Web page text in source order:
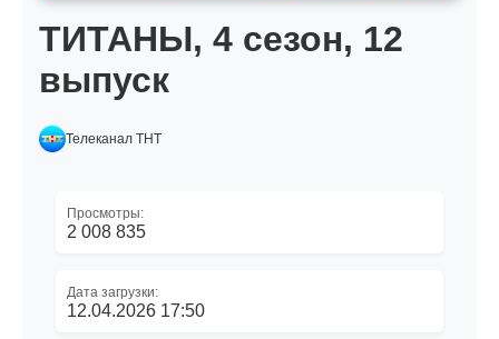
ТИТАНЫ, 4 сезон, 12
выпуск
Телеканал ТНТ
Просмотры:
2 008 835
Дата загрузки:
12.04.2026 17:50